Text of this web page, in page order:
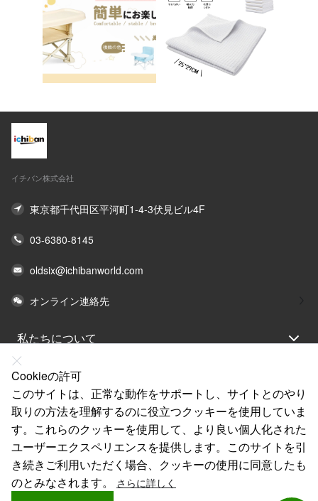
イチバン株式会社
東京都千代田区平河町1-4-3伏見ビル4F
03-6380-8145
oldsix@ichibanworld.com
オンライン連絡先
私たちについて
法律声明
ヘルプ
サービス
リンク
Cookieの許可
このサイトは、正常な動作をサポートし、サイトとのやり
取りの方法を理解するのに役立つクッキーを使用していま
す。これらのクッキーを使用して、より良い個人化された
ユーザーエクスペリエンスを提供します。このサイトを引
き続きご利用いただく場合、クッキーの使用に同意したも
のとみなされます。
さらに詳しく